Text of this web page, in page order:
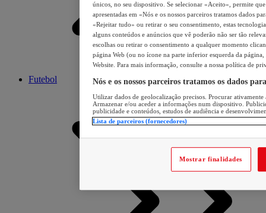
Futebol
únicos, no seu dispositivo. Se selecionar «Aceito», permite
apresentadas em «Nós e os nossos parceiros tratamos dados
«Rejeitar tudo» ou retirar o seu consentimento, estas
alguns conteúdos e anúncios que vê poderão não ser tão
escolhas ou retirar o consentimento a qualquer momento
página Web (ou no ícone na parte inferior esquerda da página,
Website. Para mais informação, consulte a nossa política de
Nós e os nossos parceiros tratamos os dados
Utilizar dados de geolocalização precisos. Procurar
Armazenar e/ou aceder a informações num dispositivo.
publicidade e conteúdos, estudos de audiência e
Lista de parceiros (fornecedores)
Mostrar finalidades